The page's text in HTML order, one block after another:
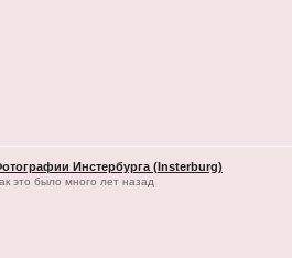
Инстербурга (Insterburg)
это было много лет назад